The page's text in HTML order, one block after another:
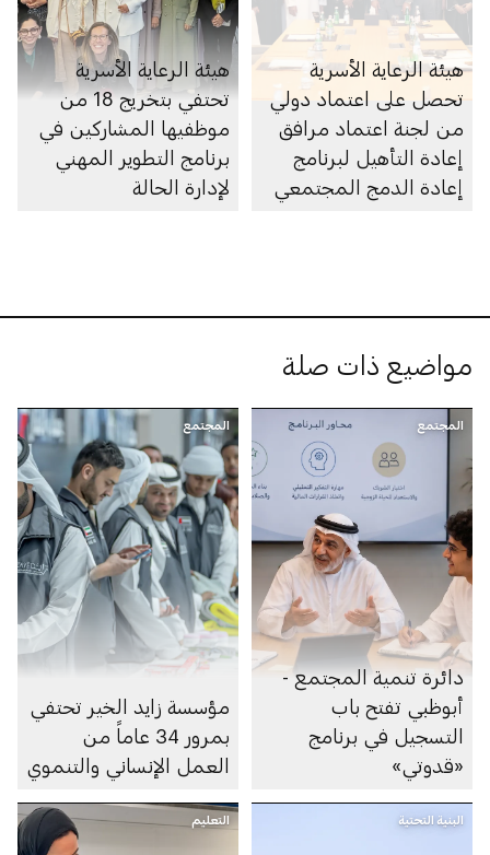
هيئة الرعاية الأسرية
تحصل على اعتماد دولي
من لجنة اعتماد مرافق
إعادة التأهيل لبرنامج
إعادة الدمج المجتمعي
هيئة الرعاية الأسرية
تحتفي بتخريج 18 من
موظفيها المشاركين في
برنامج التطوير المهني
لإدارة الحالة
مواضيع ذات صلة
المجتمع
دائرة تنمية المجتمع -
أبوظبي تفتح باب
التسجيل في برنامج
«قدوتي»
المجتمع
مؤسسة زايد الخير تحتفي
بمرور 34 عاماً من
العمل الإنساني والتنموي
البنية التحتية التعليم